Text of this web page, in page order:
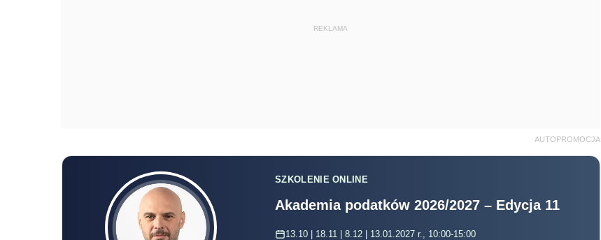
REKLAMA
AUTOPROMOCJA
SZKOLENIE ONLINE
Akademia podatków 2026/2027 – Edycja 11
13.10 | 18.11 | 8.12 | 13.01.2027 r., 10:00-15:00